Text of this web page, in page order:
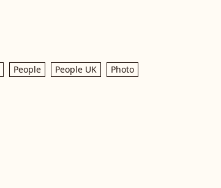
People People UK Photo